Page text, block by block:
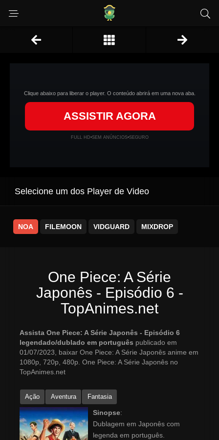
Clique abaixo para liberar o player. O conteúdo abrirá em uma nova aba.
ASSISTIR AGORA
FULL HD•SEM ANÚNCIOS•SEGURO
Selecione um dos Player de Video
NOA FILEMOON VIDGUARD MIXDROP
One Piece: A Série
Japonês - Episódio 6 -
TopAnimes.net
Assista One Piece: A Série Japonês - Episódio 6
legendado/dublado em português publicado em
01/07/2023, baixar One Piece: A Série Japonês anime em
1080p, 720p, 480p. One Piece: A Série Japonês no
TopAnimes.net
Ação Aventura Fantasia
Sinopse:
Dublagem em Japonês com
legenda em português.